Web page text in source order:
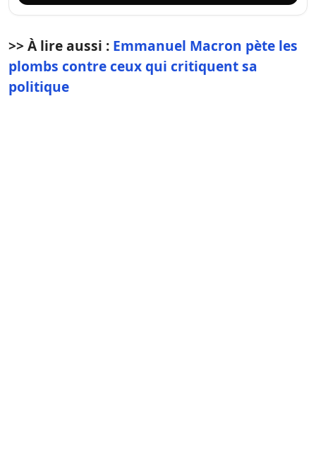
>> À lire aussi : Emmanuel Macron pète les
plombs contre ceux qui critiquent sa
politique